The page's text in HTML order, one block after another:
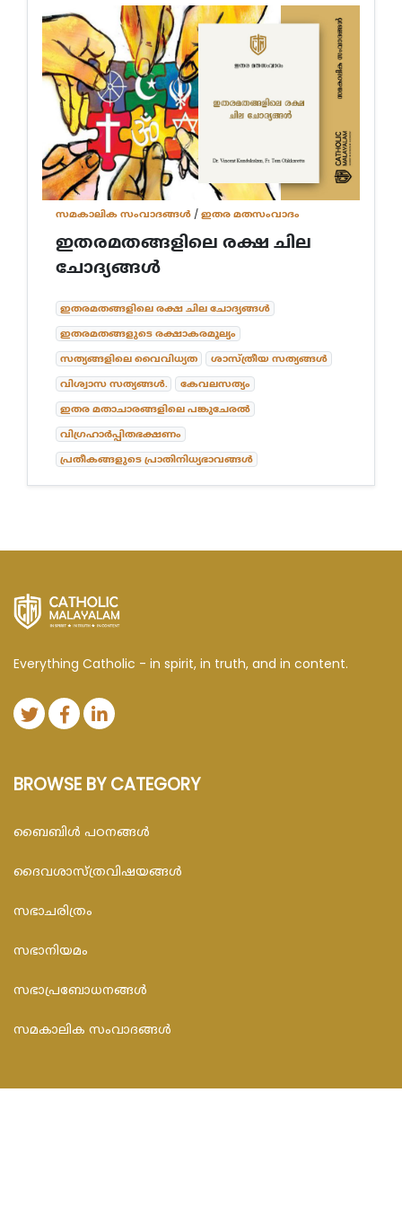
സമകാലിക സംവാദങ്ങൾ /ഇതര മതസംവാദം
ഇതരമതങ്ങളിലെ രക്ഷ ചില
ചോദ്യങ്ങൾ
ഇതരമതങ്ങളിലെ രക്ഷ ചില ചോദ്യങ്ങൾ
ഇതരമതങ്ങളുടെ രക്ഷാകരമൂല്യം
സത്യങ്ങളിലെ വൈവിധ്യത
ശാസ്ത്രീയ സത്യങ്ങൾ
വിശ്വാസ സത്യങ്ങൾ.
കേവലസത്യം
ഇതര മതാചാരങ്ങളിലെ പങ്കുചേരൽ
വിഗ്രഹാർപ്പിതഭക്ഷണം
പ്രതീകങ്ങളുടെ പ്രാതിനിധ്യഭാവങ്ങൾ
Everything Catholic - in spirit, in truth, and in content.
BROWSE BY CATEGORY
ബൈബിള്‍ പഠനങ്ങള്‍
ദൈവശാസ്ത്രവിഷയങ്ങള്‍
സഭാചരിത്രം
സഭാനിയമം
സഭാപ്രബോധനങ്ങള്‍
സമകാലിക സംവാദങ്ങൾ